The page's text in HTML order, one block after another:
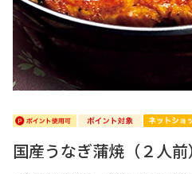
国産うなぎ蒲焼（２人前）